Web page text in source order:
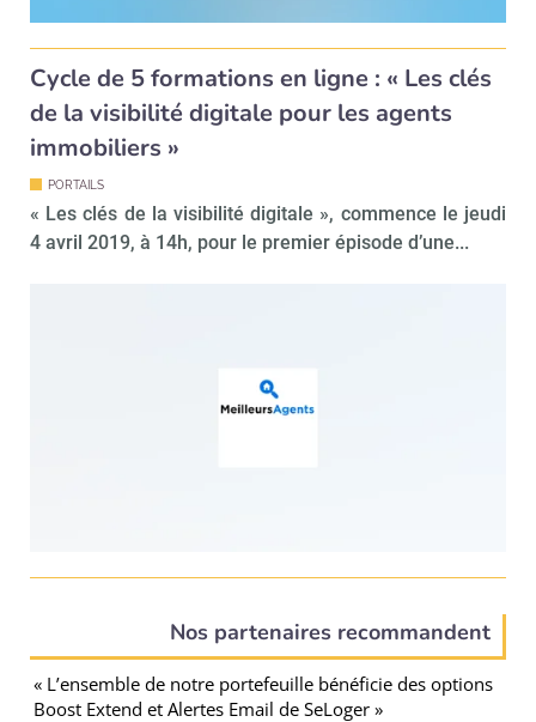
Cycle de 5 formations en ligne : « Les clés
de la visibilité digitale pour les agents
immobiliers »
PORTAILS
« Les clés de la visibilité digitale », commence le jeudi
4 avril 2019, à 14h, pour le premier épisode d’une...
Nos partenaires recommandent
« L’ensemble de notre portefeuille bénéficie des options
Boost Extend et Alertes Email de SeLoger »